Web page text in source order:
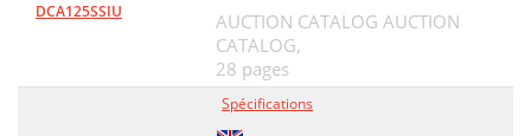
DCA125SSIU
AUCTION CATALOG AUCTION
CATALOG,
28 pages
Spécifications